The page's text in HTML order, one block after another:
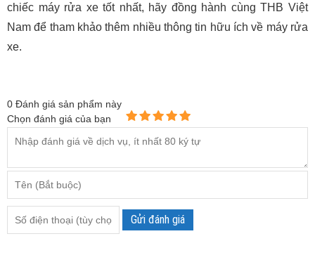
chiếc máy rửa xe tốt nhất, hãy đồng hành cùng THB Việt
Nam để tham khảo thêm nhiều thông tin hữu ích về máy rửa
xe.
0 Đánh giá sản phẩm này
Chọn đánh giá của bạn
Gửi đánh giá